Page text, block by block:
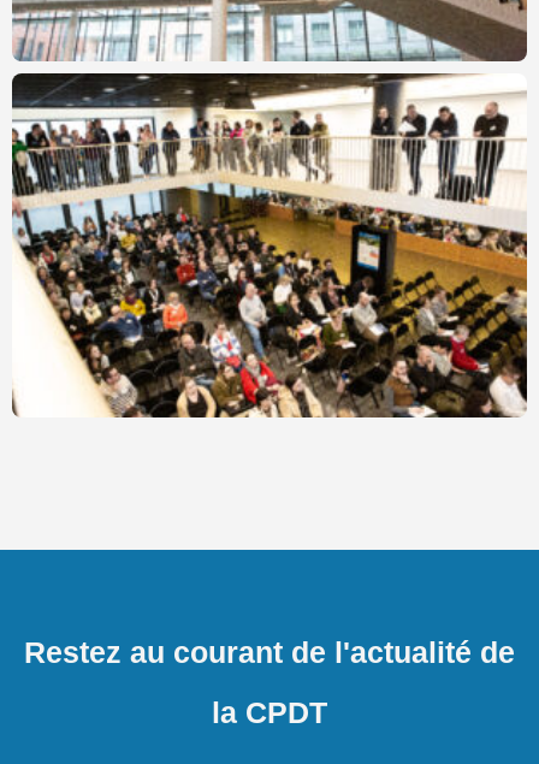
Restez au courant de l'actualité de
la CPDT